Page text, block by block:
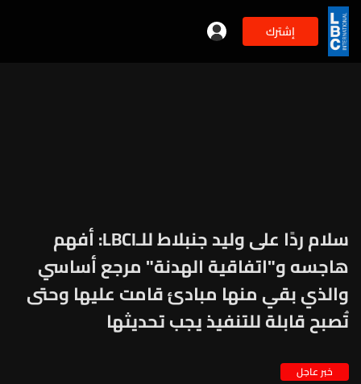
إشترك
سلام ردًا على وليد جنبلاط للـLBCI: أفهم
هاجسه و"اتفاقية الهدنة" مرجع أساسي
والذي بقي منها مبادئ قامت عليها وحتى
تُصبح قابلة للتنفيذ يجب تحديثها
خبر عاجل